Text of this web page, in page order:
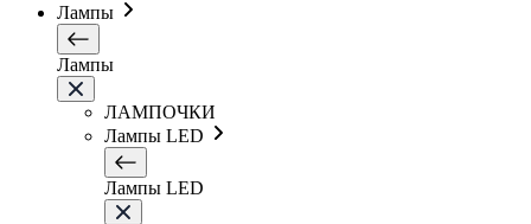
Лампы
Лампы
ЛАМПОЧКИ
Лампы LED
Лампы LED